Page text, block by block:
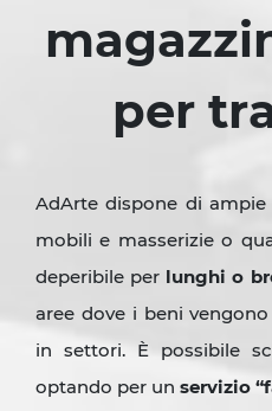
per
AdArte dispone di
mobili e masserizie o
deperibile per lunghi o
aree dove i beni
in settori. È possibile
optando per un servizio